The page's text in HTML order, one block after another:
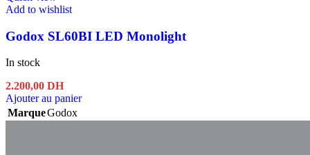
Add to wishlist
Godox SL60BI LED Monolight
In stock
2.200,00 DH
Ajouter au panier
MarqueGodox